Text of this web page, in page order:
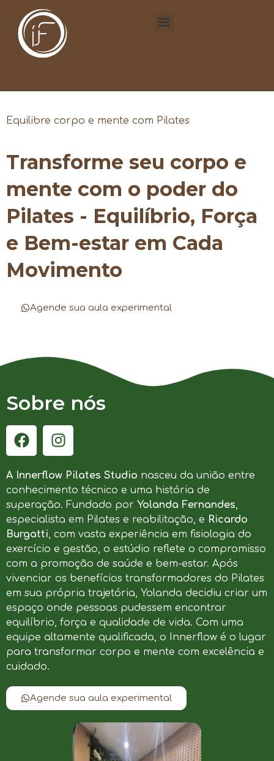
Equilibre corpo e mente com Pilates
Transforme seu corpo e
mente com o poder do
Pilates - Equilíbrio, Força
e Bem-estar em Cada
Movimento
Agende sua aula experimental
Sobre nós
A Innerflow Pilates Studio nasceu da união entre
conhecimento técnico e uma história de
superação. Fundado por Yolanda Fernandes,
especialista em Pilates e reabilitação, e Ricardo
Burgatti, com vasta experiência em fisiologia do
exercício e gestão, o estúdio reflete o compromisso
com a promoção de saúde e bem-estar. Após
vivenciar os benefícios transformadores do Pilates
em sua própria trajetória, Yolanda decidiu criar um
espaço onde pessoas pudessem encontrar
equilíbrio, força e qualidade de vida. Com uma
equipe altamente qualificada, o Innerflow é o lugar
para transformar corpo e mente com excelência e
cuidado.
Agende sua aula experimental